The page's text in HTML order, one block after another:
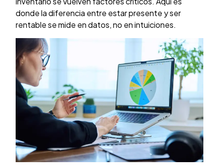
donde la diferencia entre estar presente y ser
rentable se mide en datos, no en intuiciones.